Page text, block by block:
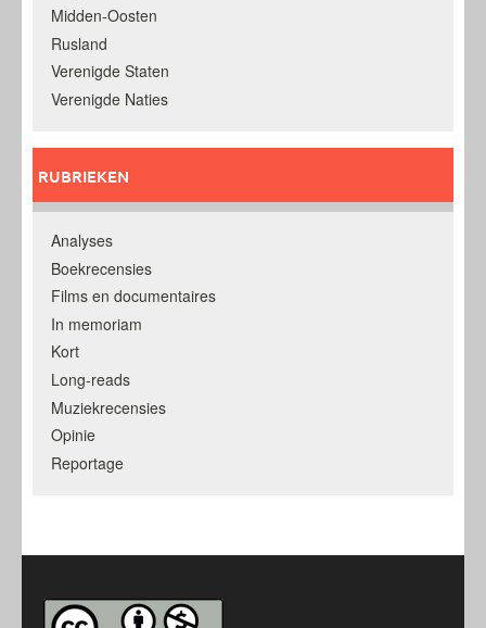
Midden-Oosten
Rusland
Verenigde Staten
Verenigde Naties
RUBRIEKEN
Analyses
Boekrecensies
Films en documentaires
In memoriam
Kort
Long-reads
Muziekrecensies
Opinie
Reportage